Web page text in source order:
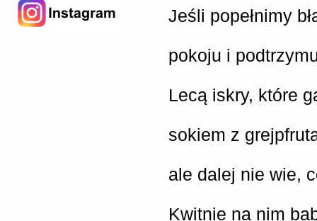
Jeśli popełnimy
pokoju i
Lecą iskry, które
sokiem z
ale dalej nie wie,
Kwitnie na nim